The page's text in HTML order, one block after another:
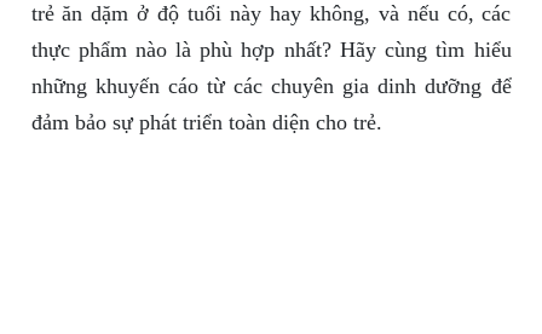
trẻ ăn dặm ở độ tuổi này hay không, và nếu có, các
thực phẩm nào là phù hợp nhất? Hãy cùng tìm hiểu
những khuyến cáo từ các chuyên gia dinh dưỡng để
đảm bảo sự phát triển toàn diện cho trẻ.